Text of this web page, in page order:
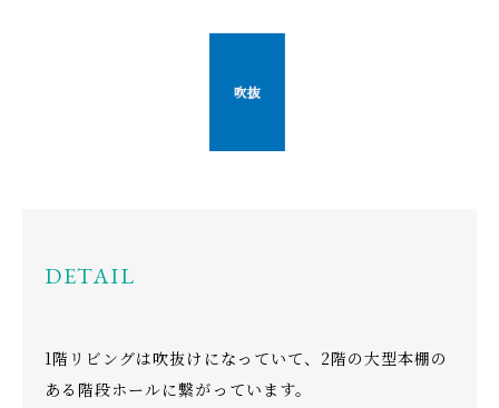
DETAIL
1階リビングは吹抜けになっていて、2階の大型本棚の
ある階段ホールに繋がっています。